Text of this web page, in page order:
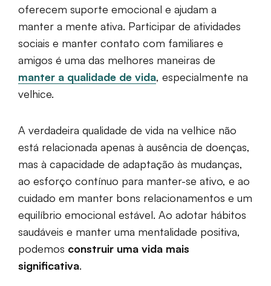
oferecem suporte emocional e ajudam a
manter a mente ativa. Participar de atividades
sociais e manter contato com familiares e
amigos é uma das melhores maneiras de
manter a qualidade de vida, especialmente na
velhice.
A verdadeira qualidade de vida na velhice não
está relacionada apenas à ausência de doenças,
mas à capacidade de adaptação às mudanças,
ao esforço contínuo para manter-se ativo, e ao
cuidado em manter bons relacionamentos e um
equilíbrio emocional estável. Ao adotar hábitos
saudáveis e manter uma mentalidade positiva,
podemos construir uma vida mais
significativa.